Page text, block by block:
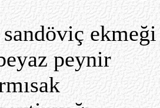
ekmeği
peynir